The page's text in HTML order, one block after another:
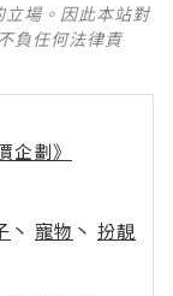
場。因此本站對
負任何法律責
企劃》
丶 寵物 丶 扮靚